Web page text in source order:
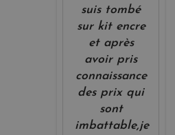
suis tombé
sur kit encre
et après
avoir pris
connaissance
des prix qui
sont
imbattable,je